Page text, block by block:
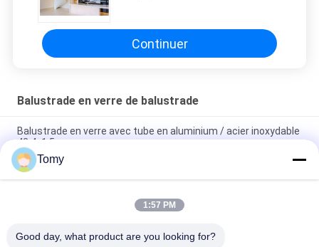
Continuer
Balustrade en verre de balustrade
Balustrade en verre avec tube en aluminium / acier inoxydable
42.4x1.5 mm
Balustrade de verre personnalisable pour l' intérieur et l'
extérieur
Balustrade de verre de poignée personnalisée de 900 mm /
Tomy
1:57 PM
Good day, what product are you looking for?